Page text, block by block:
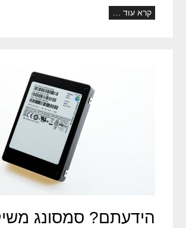
קרא עוד …
הידעתם? סמסונג